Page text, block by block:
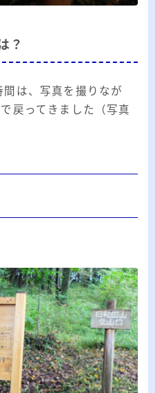
？
は、写真を撮りなが
戻ってきました（写真